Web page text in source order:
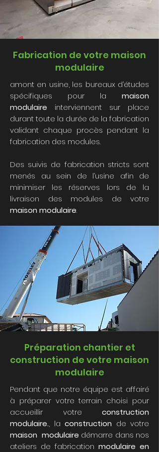
Fabrication de votre maison
modulaire
amont en usine, les bureaux d’études
spécifiques pour la maison
modulaire interviennent sur place
durant toute la durée de la fabrication
validant chaque procès pendant la
fabrication des modules.
Des suivis de fabrication stricts sont
menés au sein de l’usine afin de
minimiser les réserves lors de la
livraison des modules de votre
maison modulaire.
Préparation chantier et
construction de votre maison
modulaire
Pendant que notre équipe est affairé
à préparer votre terrain choisi pour
accueillir votre construction
modulaire., la construction de votre
maison modulaire démarre dans nos
ateliers de fabrication modulaire en